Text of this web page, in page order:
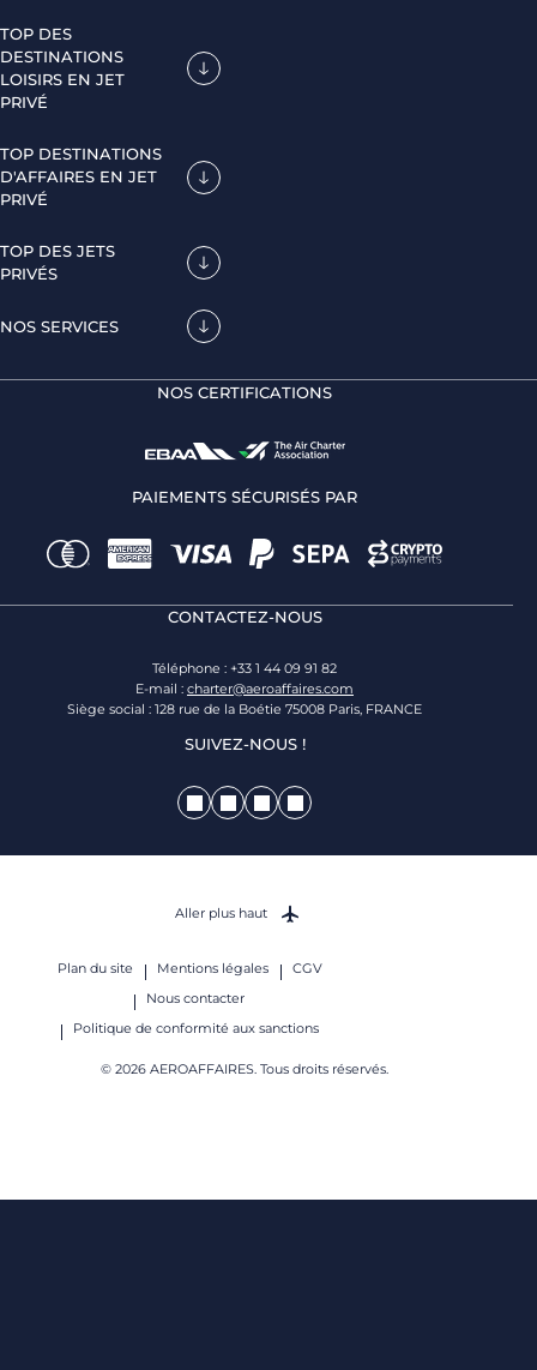
TOP DES
DESTINATIONS
LOISIRS EN JET
PRIVÉ
TOP DESTINATIONS
D'AFFAIRES EN JET
PRIVÉ
TOP DES JETS
PRIVÉS
NOS SERVICES
NOS CERTIFICATIONS
PAIEMENTS SÉCURISÉS PAR
CONTACTEZ-NOUS
Téléphone : +33 1 44 09 91 82
E-mail : charter@aeroaffaires.com
Siège social : 128 rue de la Boétie 75008 Paris, FRANCE
SUIVEZ-NOUS !
Plan du site Mentions légales
CGV
Nous contacter
Politique de conformité aux sanctions
© 2026 AEROAFFAIRES. Tous droits réservés.
Aller plus haut